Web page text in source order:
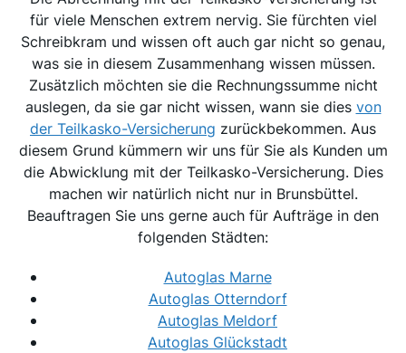
für viele Menschen extrem nervig. Sie fürchten viel
Schreibkram und wissen oft auch gar nicht so genau,
was sie in diesem Zusammenhang wissen müssen.
Zusätzlich möchten sie die Rechnungssumme nicht
auslegen, da sie gar nicht wissen, wann sie dies von
der Teilkasko-Versicherung zurückbekommen. Aus
diesem Grund kümmern wir uns für Sie als Kunden um
die Abwicklung mit der Teilkasko-Versicherung. Dies
machen wir natürlich nicht nur in Brunsbüttel.
Beauftragen Sie uns gerne auch für Aufträge in den
folgenden Städten:
Autoglas Marne
Autoglas Otterndorf
Autoglas Meldorf
Autoglas Glückstadt